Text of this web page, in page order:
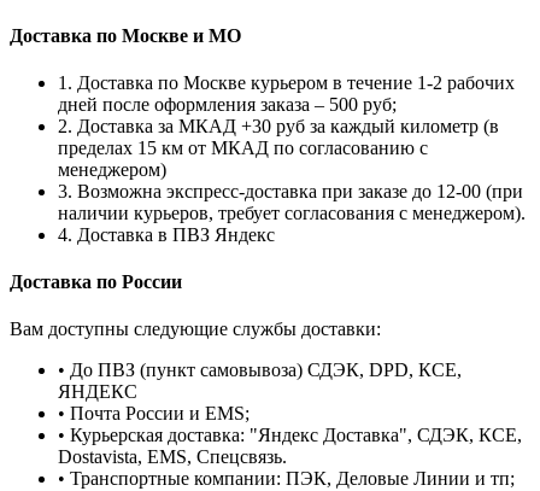
Доставка по Москве и МО
1. Доставка по Москве курьером в течение 1-2 рабочих
дней после оформления заказа – 500 руб;
2. Доставка за МКАД +30 руб за каждый километр (в
пределах 15 км от МКАД по согласованию с
менеджером)
3. Возможна экспресс-доставка при заказе до 12-00 (при
наличии курьеров, требует согласования с менеджером).
4. Доставка в ПВЗ Яндекс
Доставка по России
Вам доступны следующие службы доставки:
• До ПВЗ (пункт самовывоза) СДЭК, DPD, КСЕ,
ЯНДЕКС
• Почта России и EMS;
• Курьерская доставка: "Яндекс Доставка", СДЭК, КСЕ,
Dostavista, EMS, Спецсвязь.
• Транспортные компании: ПЭК, Деловые Линии и тп;